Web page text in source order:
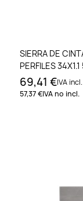
SIERRA DE
PERFILES
69,41 €IVA incl.
57,37 €IVA no incl.